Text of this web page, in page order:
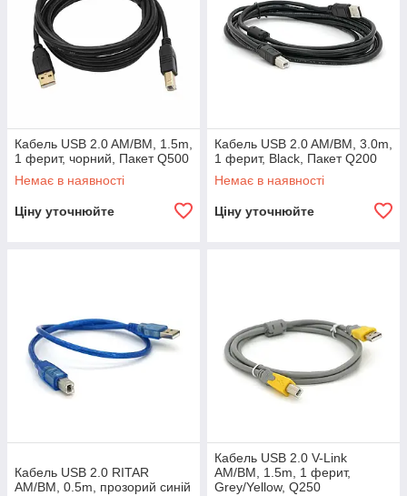
Кабель USB 2.0 AM/BM, 1.5m,
1 ферит, чорний, Пакет Q500
Немає в наявності
Ціну уточнюйте
Кабель USB 2.0 AM/BM, 3.0m,
1 ферит, Black, Пакет Q200
Немає в наявності
Ціну уточнюйте
Кабель USB 2.0 RITAR
AM/BM, 0.5m, прозорий синій
Кабель USB 2.0 V-Link
AM/BM, 1.5m, 1 ферит,
Grey/Yellow, Q250